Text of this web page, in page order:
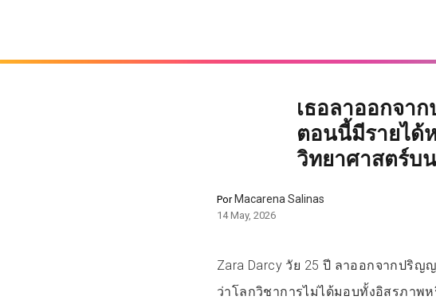
เธอลาออกจา
ตอนนี้มีรายได้
วิทยาศาสตร์บน
PorMacarena Salinas
14 May, 2026
Zara Darcy วัย 25 ปี ลาออกจากปริญ
ว่าโลกวิชาการไม่ได้มอบทั้งอิสรภาพ